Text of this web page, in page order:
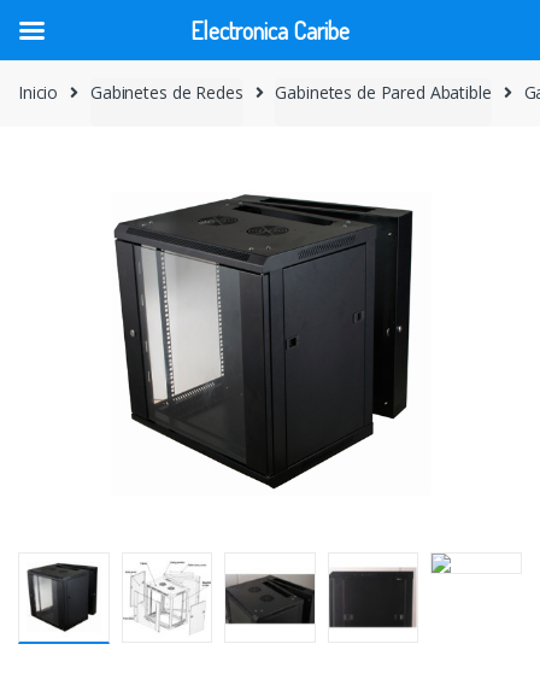
Inicio Gabinetes de Redes Gabinetes de Pared Abatible
Electronica Caribe